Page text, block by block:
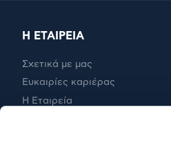
Η ΕΤΑΙΡΕΙΑ
Σχετικά με μας
Ευκαιρίες καριέρας
Η Εταιρεία